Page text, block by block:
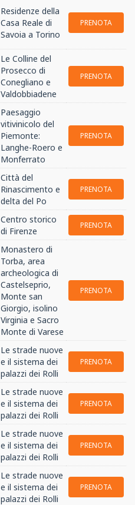
Residenze della
Casa Reale di
Savoia a Torino
PRENOTA
Le Colline del
Prosecco di
Conegliano e
Valdobbiadene
PRENOTA
Paesaggio
vitivinicolo del
Piemonte:
Langhe-Roero e
Monferrato
PRENOTA
Città del
Rinascimento e
delta del Po
PRENOTA
Centro storico
di Firenze
PRENOTA
Monastero di
Torba, area
archeologica di
Castelseprio,
Monte san
Giorgio, isolino
Virginia e Sacro
Monte di Varese
PRENOTA
Le strade nuove
e il sistema dei
palazzi dei Rolli
PRENOTA
Le strade nuove
e il sistema dei
palazzi dei Rolli
PRENOTA
Le strade nuove
e il sistema dei
palazzi dei Rolli
PRENOTA
Le strade nuove
e il sistema dei
palazzi dei Rolli
PRENOTA